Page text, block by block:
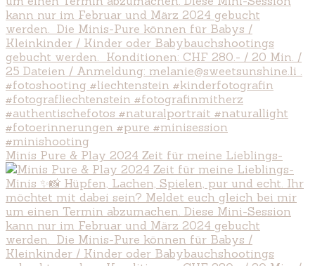
Minis Pure & Play 2024 Zeit für meine Lieblings-